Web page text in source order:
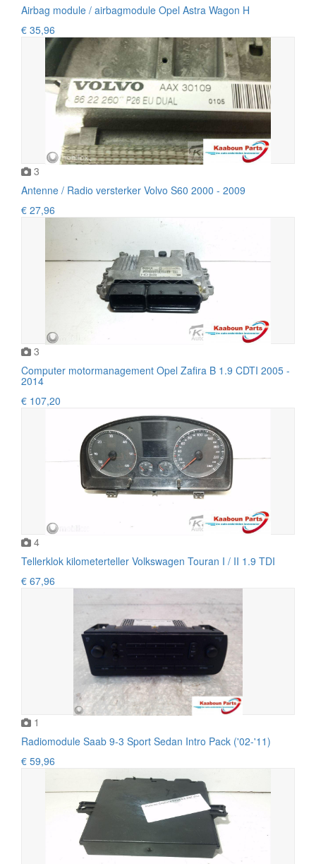
Airbag module / airbagmodule Opel Astra Wagon H
€ 35,96
3
Antenne / Radio versterker Volvo S60 2000 - 2009
€ 27,96
3
Computer motormanagement Opel Zafira B 1.9 CDTI 2005 -
2014
€ 107,20
4
Tellerklok kilometerteller Volkswagen Touran I / II 1.9 TDI
€ 67,96
1
Radiomodule Saab 9-3 Sport Sedan Intro Pack ('02-'11)
€ 59,96